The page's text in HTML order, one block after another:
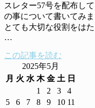
スレター57号を配布し
の事について書いてみ
とても大切な役割をは
…
この記事を読む
2025年5月
月 火 水 木 金 土 日
1
2 3
4
5
6 7 8 9 10 11